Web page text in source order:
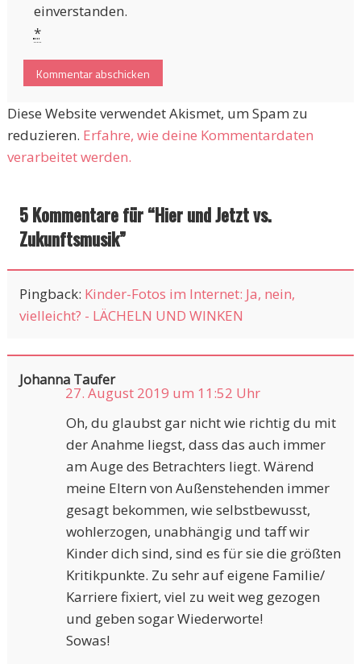
einverstanden.
*
Diese Website verwendet Akismet, um Spam zu
reduzieren. Erfahre, wie deine Kommentardaten
verarbeitet werden.
5 Kommentare für “Hier und Jetzt vs.
Zukunftsmusik”
Pingback: Kinder-Fotos im Internet: Ja, nein,
vielleicht? - LÄCHELN UND WINKEN
Johanna Taufer
27. August 2019 um 11:52 Uhr
Oh, du glaubst gar nicht wie richtig du mit
der Anahme liegst, dass das auch immer
am Auge des Betrachters liegt. Wärend
meine Eltern von Außenstehenden immer
gesagt bekommen, wie selbstbewusst,
wohlerzogen, unabhängig und taff wir
Kinder dich sind, sind es für sie die größten
Kritikpunkte. Zu sehr auf eigene Familie/
Karriere fixiert, viel zu weit weg gezogen
und geben sogar Wiederworte!
Sowas!